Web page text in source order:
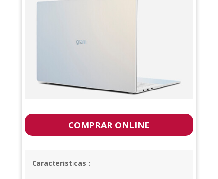
COMPRAR ONLINE
Características :